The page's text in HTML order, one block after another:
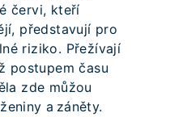
červi, kteří
představují pro
riziko. Přežívají
postupem času
zde můžou
a záněty.